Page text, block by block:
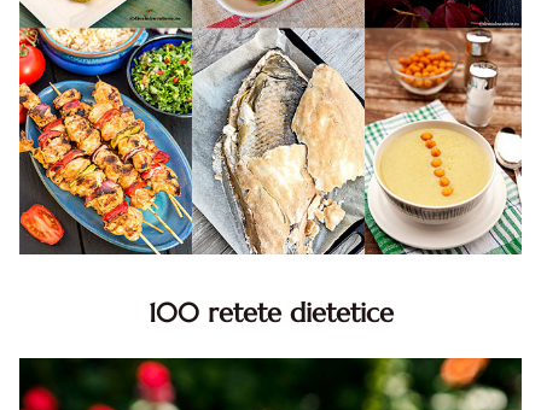
100 retete dietetice
dietetice. Idei retete dietetice. 100 Retete mancare
pentru dieta.